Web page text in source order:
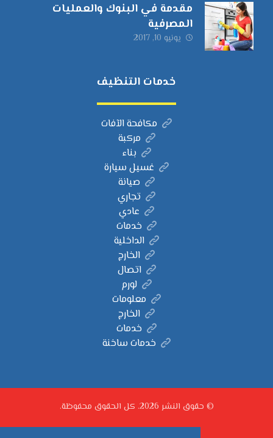
مقدمة في البنوك والعمليات
المصرفية
يونيو 10, 2017
خدمات التنظيف
مكافحة الآفات
مركبة
بناء
غسيل سيارة
صيانة
تجاري
عادي
خدمات
الداخلية
الخارج
اتصال
لورم
معلومات
الخارج
خدمات
خدمات ساخنة
© حقوق النشر 2026. كل الحقوق محفوظة.